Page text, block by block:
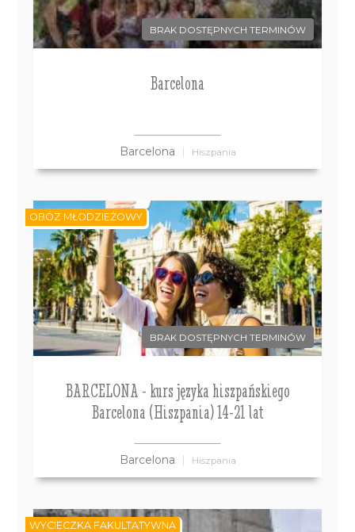
BRAK DOSTĘPNYCH TERMINÓW
Barcelona
Barcelona Hiszpania
BRAK DOSTĘPNYCH TERMINÓW
BARCELONA - kurs języka hiszpańskiego
Barcelona (Hiszpania) 14-21 lat
Barcelona Hiszpania
OBÓZ MŁODZIEŻOWY
WYCIECZKA FAKULTATYWNA